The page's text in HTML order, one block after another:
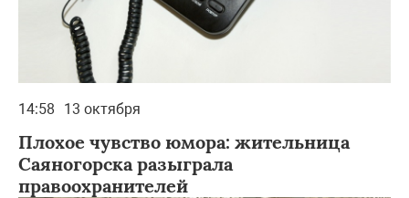
14:58 13 октября
Плохое чувство юмора: жительница
Саяногорска разыграла
правоохранителей